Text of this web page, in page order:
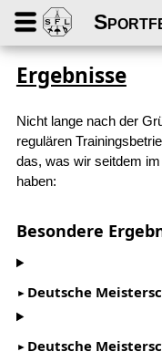
Ergebnisse
Nicht lange nach der
regulären
das, was wir seitdem
haben:
Besondere
Deutsche
Deutsche